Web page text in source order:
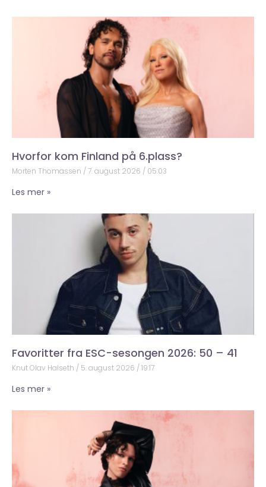
Hvorfor kom Finland på 6.plass?
Morten Thomassen 7. august 2026 05:03
Les mer »
Favoritter fra ESC-sesongen 2026: 50 – 41
Knut Olav Halseth 5. august 2026 19:17
Les mer »